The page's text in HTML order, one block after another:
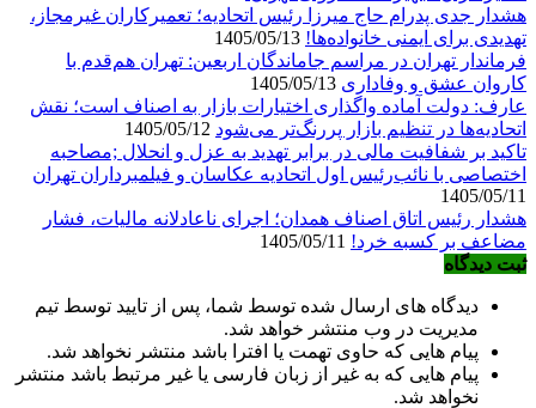
هشدار جدی پدرام حاج میرزا رئیس اتحادیه؛ تعمیرکاران غیرمجاز،
تهدیدی برای ایمنی خانواده‌ها!
فرماندار تهران در مراسم جاماندگان اربعین: تهران هم‌قدم با
کاروان عشق و وفاداری
عارف: دولت آماده واگذاری اختیارات بازار به اصناف است؛ نقش
اتحادیه‌ها در تنظیم بازار پررنگ‌تر می‌شود
تاکید بر شفافیت مالی در برابر تهدید به عزل و انحلال ;مصاحبه
اختصاصی با نائب‌رئیس اول اتحادیه عکاسان و فیلمبرداران تهران
1405/05/11
هشدار رئیس اتاق اصناف همدان؛ اجرای ناعادلانه مالیات، فشار
مضاعف بر کسبه خرد!
ثبت دیدگاه
دیدگاه های ارسال شده توسط شما، پس از تایید توسط تیم
مدیریت در وب منتشر خواهد شد.
پیام هایی که حاوی تهمت یا افترا باشد منتشر نخواهد شد.
پیام هایی که به غیر از زبان فارسی یا غیر مرتبط باشد منتشر
نخواهد شد.